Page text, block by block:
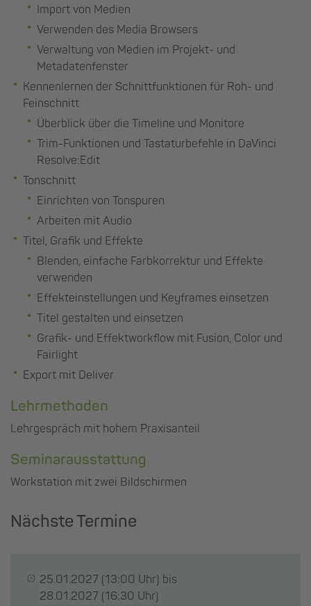
Import von Medien
Verwenden des Media Browsers
Verwaltung von Medien im Projekt- und
Metadatenfenster
Kennenlernen der Schnittfunktionen für Roh- und
Feinschnitt
Überblick über die Timeline und Monitore
Trim-Funktionen und Tastaturbefehle in DaVinci
Resolve:Edit
Tonschnitt
Einrichten von Tonspuren
Arbeiten mit Audio
Titel, Grafik und Effekte
Blenden, einfache Farbkorrektur und Effekte
verwenden
Effekteinstellungen und Keyframes einsetzen
Titel gestalten und einsetzen
Grafik- und Effektworkflow mit Fusion, Color und
Fairlight
Export mit Deliver
Lehrmethoden
Lehrgespräch mit hohem Praxisanteil
Seminarausstattung
Workstation mit zwei Bildschirmen
Nächste Termine
25.01.2027 (13:00 Uhr) bis
28.01.2027 (16:30 Uhr)